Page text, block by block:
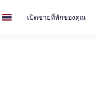
เปิดขายที่พักของคุณ